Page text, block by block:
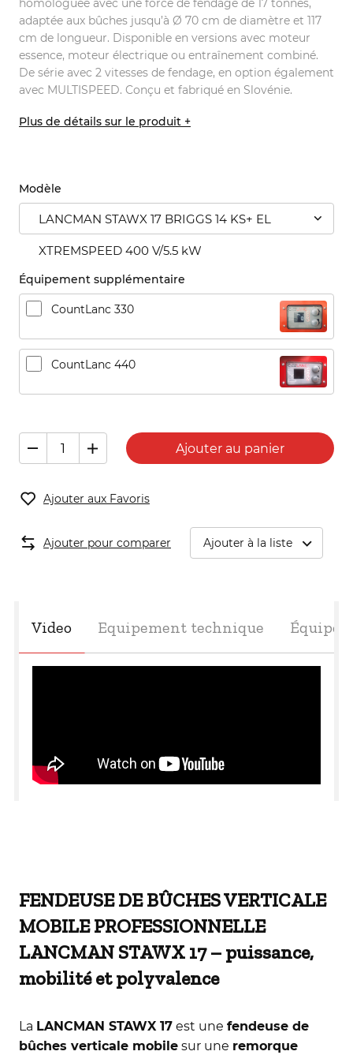
homologuée avec une force de fendage de 17 tonnes,
adaptée aux bûches jusqu’à Ø 70 cm de diamètre et 117
cm de longueur. Disponible en versions avec moteur
essence, moteur électrique ou entraînement combiné.
De série avec 2 vitesses de fendage, en option également
avec MULTISPEED. Conçu et fabriqué en Slovénie.
Plus de détails sur le produit +
Modèle
LANCMAN STAWX 17 BRIGGS 14 KS+ EL
XTREMSPEED 400 V/5.5 kW
Équipement supplémentaire
CountLanc 330
CountLanc 440
Ajouter au panier
Ajouter aux Favoris
Ajouter pour comparer Ajouter à la liste
Video Equipement technique
FENDEUSE DE BÛCHES VERTICALE
MOBILE PROFESSIONNELLE
LANCMAN STAWX 17 – puissance,
mobilité et polyvalence
La LANCMAN STAWX 17est une fendeuse de
bûches verticale mobilesur une remorque